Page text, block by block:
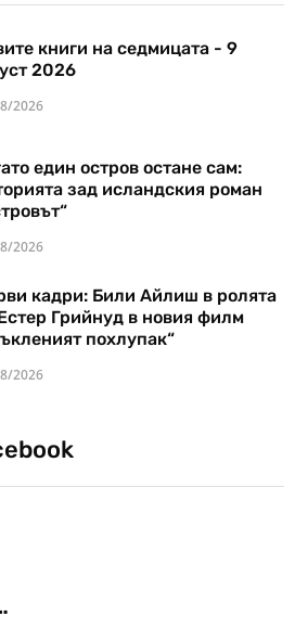
книги на седмицата - 9
2026
2026
един остров остане сам:
зад исландския роман
2026
кадри: Били Айлиш в ролята
Грийнуд в новия филм
похлупак“
2026